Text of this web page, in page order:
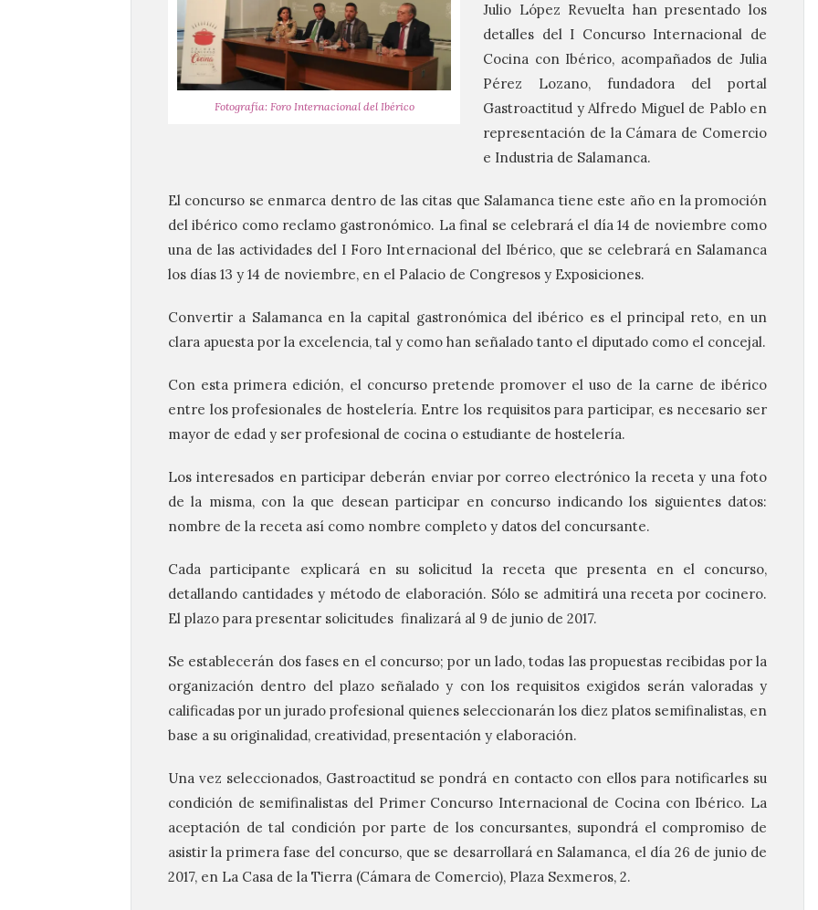
Fotografía: Foro Internacional del Ibérico
Julio López Revuelta han presentado los
detalles del I Concurso Internacional de
Cocina con Ibérico, acompañados de Julia
Pérez Lozano, fundadora del portal
Gastroactitud y Alfredo Miguel de Pablo en
representación de la Cámara de Comercio
e Industria de Salamanca.
El concurso se enmarca dentro de las citas que Salamanca tiene este año en la promoción
del ibérico como reclamo gastronómico. La final se celebrará el día 14 de noviembre como
una de las actividades del I Foro Internacional del Ibérico, que se celebrará en Salamanca
los días 13 y 14 de noviembre, en el Palacio de Congresos y Exposiciones.
Convertir a Salamanca en la capital gastronómica del ibérico es el principal reto, en un
clara apuesta por la excelencia, tal y como han señalado tanto el diputado como el concejal.
Con esta primera edición, el concurso pretende promover el uso de la carne de ibérico
entre los profesionales de hostelería. Entre los requisitos para participar, es necesario ser
mayor de edad y ser profesional de cocina o estudiante de hostelería.
Los interesados en participar deberán enviar por correo electrónico la receta y una foto
de la misma, con la que desean participar en concurso indicando los siguientes datos:
nombre de la receta así como nombre completo y datos del concursante.
Cada participante explicará en su solicitud la receta que presenta en el concurso,
detallando cantidades y método de elaboración. Sólo se admitirá una receta por cocinero.
El plazo para presentar solicitudes finalizará al 9 de junio de 2017.
Se establecerán dos fases en el concurso; por un lado, todas las propuestas recibidas por la
organización dentro del plazo señalado y con los requisitos exigidos serán valoradas y
calificadas por un jurado profesional quienes seleccionarán los diez platos semifinalistas, en
base a su originalidad, creatividad, presentación y elaboración.
Una vez seleccionados, Gastroactitud se pondrá en contacto con ellos para notificarles su
condición de semifinalistas del Primer Concurso Internacional de Cocina con Ibérico. La
aceptación de tal condición por parte de los concursantes, supondrá el compromiso de
asistir la primera fase del concurso, que se desarrollará en Salamanca, el día 26 de junio de
2017, en La Casa de la Tierra (Cámara de Comercio), Plaza Sexmeros, 2.